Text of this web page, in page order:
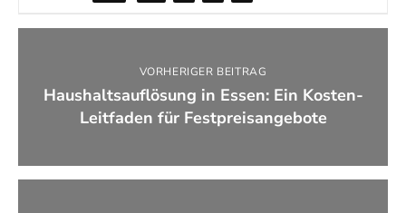
VORHERIGER BEITRAG
Haushaltsauflösung in Essen: Ein Kosten-
Leitfaden für Festpreisangebote